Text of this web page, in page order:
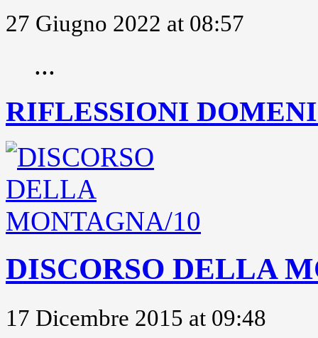
27 Giugno 2022 at 08:57
...
RIFLESSIONI
DISCORSO DELLA
17 Dicembre 2015 at 09:48